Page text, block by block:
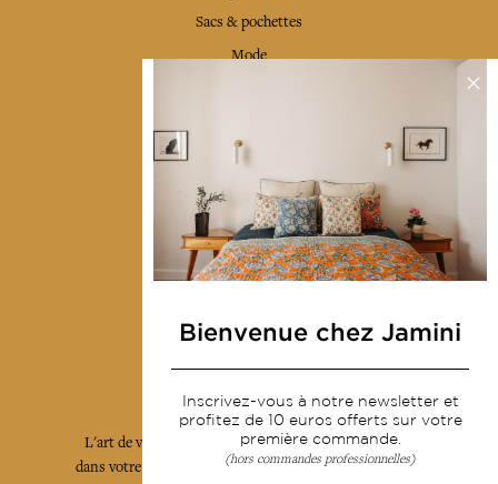
Sacs & pochettes
Mode
Livraison & retour
CGV
Devenir revendeur
Notre communauté
L'art de vivre JAMINI raconté avec poésie et élégance
dans votre boîte mail. Inscrivez vous à notre newsletter
Bienvenue chez Jamini
Inscrivez-vous à notre newsletter et
profitez de 10 euros offerts sur votre
première commande.
(hors commandes professionnelles)